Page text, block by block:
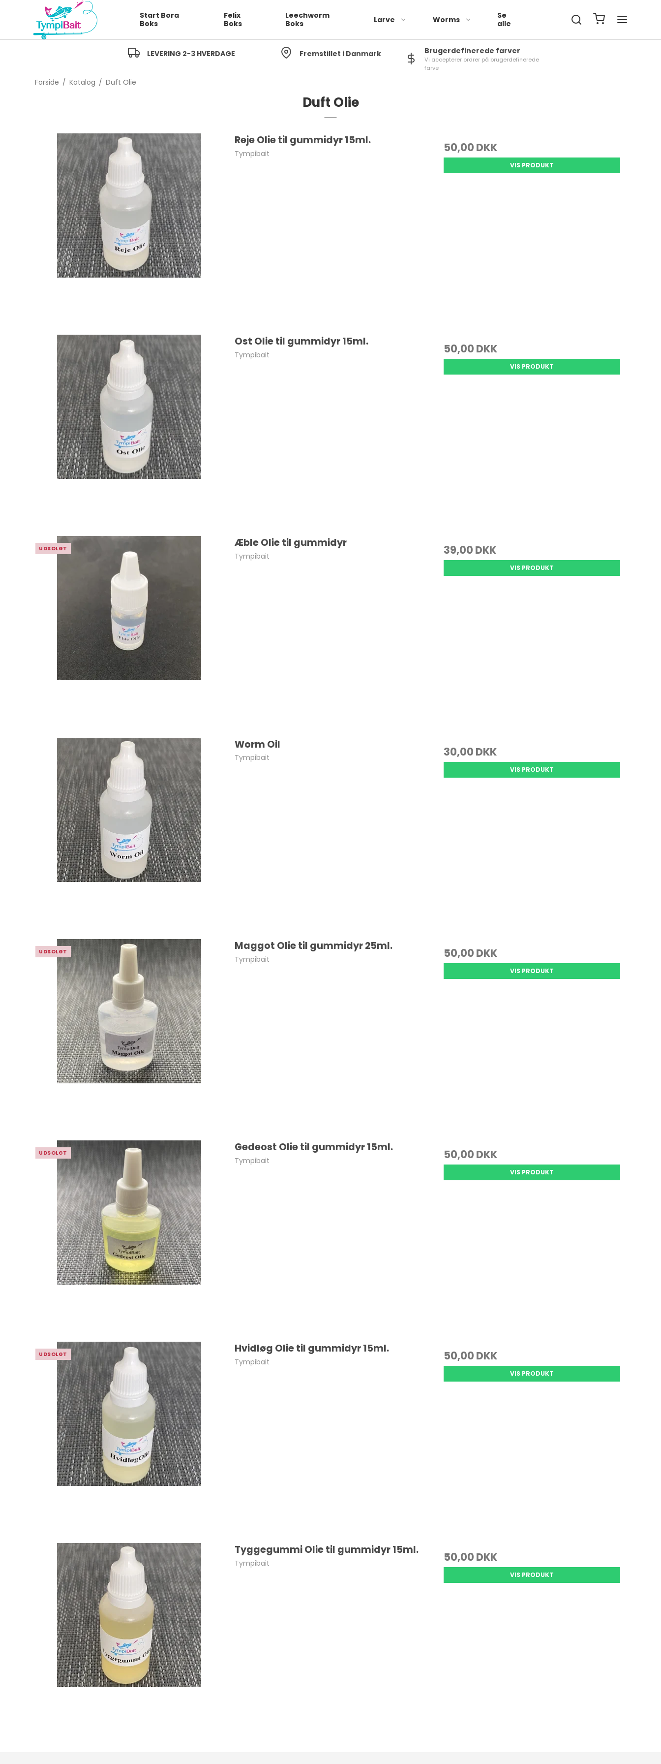
Start Bora
Boks
Felix
Boks
Leechworm
Boks
Larve Worms
Se
alle
LEVERING 2-3 HVERDAGE Fremstillet i Danmark Brugerdefinerede farver
Vi accepterer ordrer på brugerdefinerede
farve
Forside / Katalog / Duft Olie
Duft Olie
Reje Olie til gummidyr 15ml.
Tympibait 50,00 DKK
VIS PRODUKT
Ost Olie til gummidyr 15ml.
Tympibait 50,00 DKK
VIS PRODUKT
UDSOLGT Æble Olie til gummidyr
Tympibait 39,00 DKK
VIS PRODUKT
Worm Oil
Tympibait 30,00 DKK
VIS PRODUKT
UDSOLGT Maggot Olie til gummidyr 25ml.
Tympibait 50,00 DKK
VIS PRODUKT
UDSOLGT Gedeost Olie til gummidyr 15ml.
Tympibait 50,00 DKK
VIS PRODUKT
UDSOLGT Hvidløg Olie til gummidyr 15ml.
Tympibait 50,00 DKK
VIS PRODUKT
Tyggegummi Olie til gummidyr 15ml.
Tympibait 50,00 DKK
VIS PRODUKT